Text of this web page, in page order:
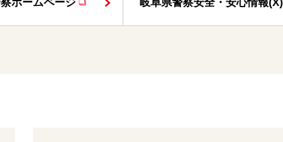
ホームページ 岐阜県警察安全・安心情報(X)